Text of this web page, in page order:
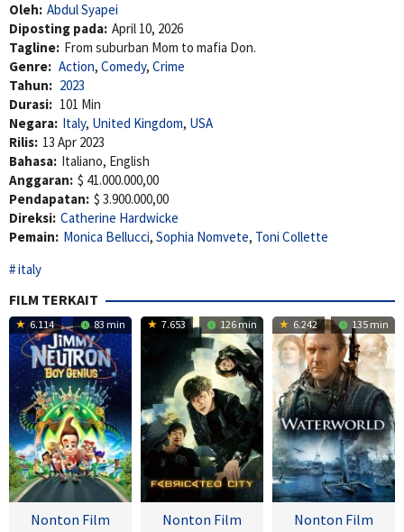
Oleh: Abdul Syapei
Diposting pada: April 10, 2026
Tagline: From suburban Mom to mafia Don.
Genre: Action, Comedy, Crime
Tahun: 2023
Durasi: 101 Min
Negara: Italy, United Kingdom, USA
Rilis: 13 Apr 2023
Bahasa: Italiano, English
Anggaran: $ 41.000.000,00
Pendapatan: $ 3.900.000,00
Direksi: Catherine Hardwicke
Pemain: Monica Bellucci, Sophia Nomvete, Toni Collette
italy
FILM TERKAIT
6.114 83 min
Nonton Film
7.653 126 min
Nonton Film
6.242 135 min
Nonton Film